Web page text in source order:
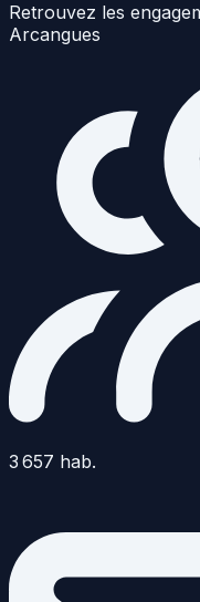
Retrouvez les
Arcangues
3 657 hab.